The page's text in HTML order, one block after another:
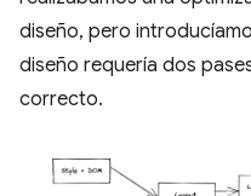
diseño, pero
diseño requería dos
correcto.